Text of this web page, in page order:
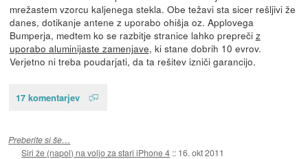
mrežastem vzorcu kaljenega stekla. Obe težavi sta sicer rešljivi že
danes, dotikanje antene z uporabo ohišja oz. Applovega
Bumperja, medtem ko se razbitje stranice lahko prepreči z
uporabo aluminijaste zamenjave, ki stane dobrih 10 evrov.
Verjetno ni treba poudarjati, da ta rešitev izniči garancijo.
17 komentarjev
Preberite si še…
Siri že (napol) na voljo za stari iPhone 4 :: 16. okt 2011